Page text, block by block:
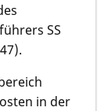
SS
in der